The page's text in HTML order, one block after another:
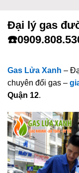
Đại lý gas
Gas Lửa Xanh –
chuyên đổi gas –
Quận 12.